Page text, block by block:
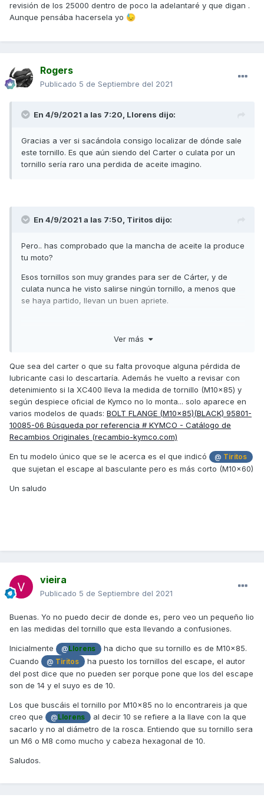
revisión de los 25000 dentro de poco la adelantaré y que digan .
Aunque pensába hacersela yo 😓
Rogers
Publicado 5 de Septiembre del 2021
En 4/9/2021 a las 7:20, Llorens dijo:
Gracias a ver si sacándola consigo localizar de dónde sale
este tornillo. Es que aún siendo del Carter o culata por un
tornillo sería raro una perdida de aceite imagino.
En 4/9/2021 a las 7:50, Tiritos dijo:
Pero.. has comprobado que la mancha de aceite la produce
tu moto?
Esos tornillos son muy grandes para ser de Cárter, y de
culata nunca he visto salirse ningún tornillo, a menos que
se haya partido, llevan un buen apriete.
Ver más
Que sea del carter o que su falta provoque alguna pérdida de
lubricante casi lo descartaría. Además he vuelto a revisar con
detenimiento si la XC400 lleva la medida de tornillo (M10x85) y
según despiece oficial de Kymco no lo monta... solo aparece en
varios modelos de quads: BOLT FLANGE (M10x85)(BLACK) 95801-
10085-06 Búsqueda por referencia # KYMCO - Catálogo de
Recambios Originales (recambio-kymco.com)
En tu modelo único que se le acerca es el que indicó @ Tiritos
que sujetan el escape al basculante pero es más corto (M10x60)
Un saludo
vieira
Publicado 5 de Septiembre del 2021
Buenas. Yo no puedo decir de donde es, pero veo un pequeño lio
en las medidas del tornillo que esta llevando a confusiones.
Inicialmente @ Llorens
ha dicho que su tornillo es de M10x85.
Cuando
@ Tiritos
ha puesto los tornillos del escape, el autor
del post dice que no pueden ser porque pone que los del escape
son de 14 y el suyo es de 10.
Los que buscáis el tornillo por M10x85 no lo encontrareis ja que
creo que
@Llorens
al decir 10 se refiere a la llave con la que
sacarlo y no al diámetro de la rosca. Entiendo que su tornillo sera
un M6 o M8 como mucho y cabeza hexagonal de 10.
Saludos.